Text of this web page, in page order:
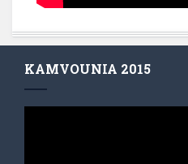
KAMVOUNIA 2015